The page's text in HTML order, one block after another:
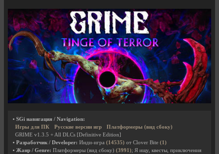
• SGi навигация / Navigation:
Игры для ПК
Русские версии игр
Платформеры (вид сбоку)
GRIME v1.3.5 + All DLCs [Definitive Edition]
• Разработчик / Developer: Инди-игра (14535) от Clover Bite (1)
• Жанр / Genre: Платформеры (вид сбоку) (3991); Я ищу, квесты, приключения